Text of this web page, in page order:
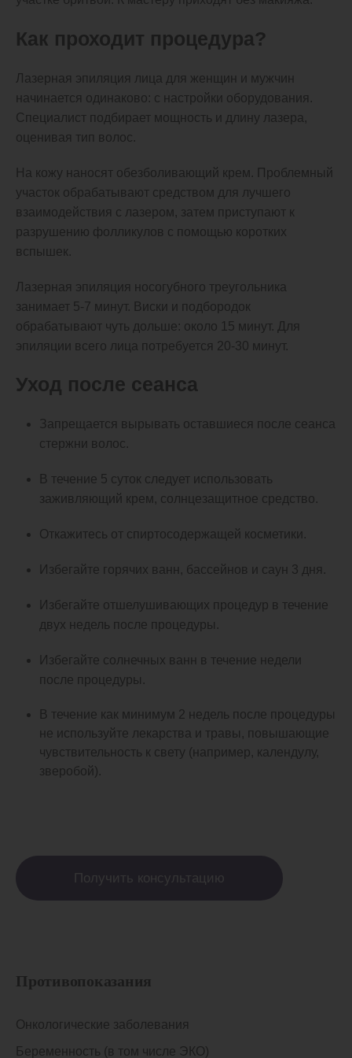
Как проходит процедура?
Лазерная эпиляция лица для женщин и мужчин
начинается одинаково: с настройки оборудования.
Специалист подбирает мощность и длину лазера,
оценивая тип волос.
На кожу наносят обезболивающий крем. Проблемный
участок обрабатывают средством для лучшего
взаимодействия с лазером, затем приступают к
разрушению фолликулов с помощью коротких
вспышек.
Лазерная эпиляция носогубного треугольника
занимает 5-7 минут. Виски и подбородок
обрабатывают чуть дольше: около 15 минут. Для
эпиляции всего лица потребуется 20-30 минут.
Уход после сеанса
Запрещается вырывать оставшиеся после сеанса
стержни волос.
В течение 5 суток следует использовать
заживляющий крем, солнцезащитное средство.
Откажитесь от спиртосодержащей косметики.
Избегайте горячих ванн, бассейнов и саун 3 дня.
Избегайте отшелушивающих процедур в течение
двух недель после процедуры.
Избегайте солнечных ванн в течение недели
после процедуры.
В течение как минимум 2 недель после процедуры
не используйте лекарства и травы, повышающие
чувствительность к свету (например, календулу,
зверобой).
Получить консультацию
Противопоказания
Онкологические заболевания
Беременность (в том числе ЭКО)